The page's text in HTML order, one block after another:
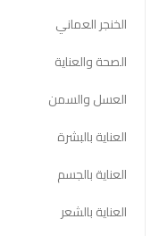
الخنجر العماني
الصحة والعناية
العسل والسمن
العناية بالبشرة
العناية بالجسم
العناية بالشعر